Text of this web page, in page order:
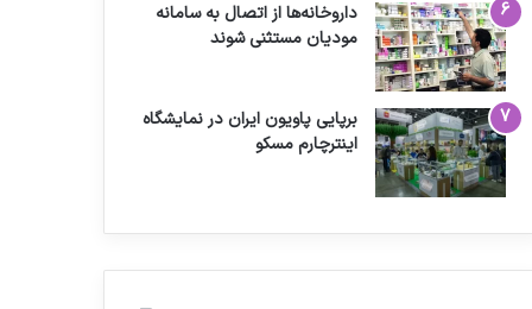
داروخانه‌ها از اتصال به سامانه
مودیان مستثنی شوند
برپایی پاویون ایران در نمایشگاه
اینترچارم مسکو